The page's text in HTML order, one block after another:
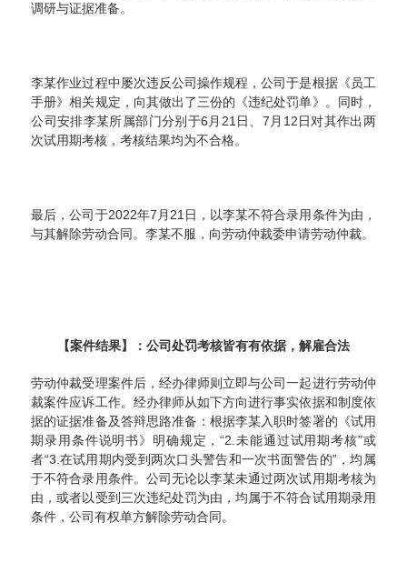
调研与证据准备。
李某作业过程中屡次违反公司操作规程，公司于是根据《员工
手册》相关规定，向其做出了三份的《违纪处罚单》。同时，
公司安排李某所属部门分别于6月21日、7月12日对其作出两
次试用期考核，考核结果均为不合格。
最后，公司于2022年7月21日，以李某不符合录用条件为由，
与其解除劳动合同。李某不服，向劳动仲裁委申请劳动仲裁。
【案件结果】：公司处罚考核皆有有依据，解雇合法
劳动仲裁受理案件后，经办律师则立即与公司一起进行劳动仲
裁案件应诉工作。经办律师从如下方向进行事实依据和制度依
据的证据准备及答辩思路准备：根据李某入职时签署的《试用
期录用条件说明书》明确规定，“2.未能通过试用期考核”或
者“3.在试用期内受到两次口头警告和一次书面警告的”，均属
于不符合录用条件。公司无论以李某未通过两次试用期考核为
由，或者以受到三次违纪处罚为由，均属于不符合试用期录用
条件，公司有权单方解除劳动合同。